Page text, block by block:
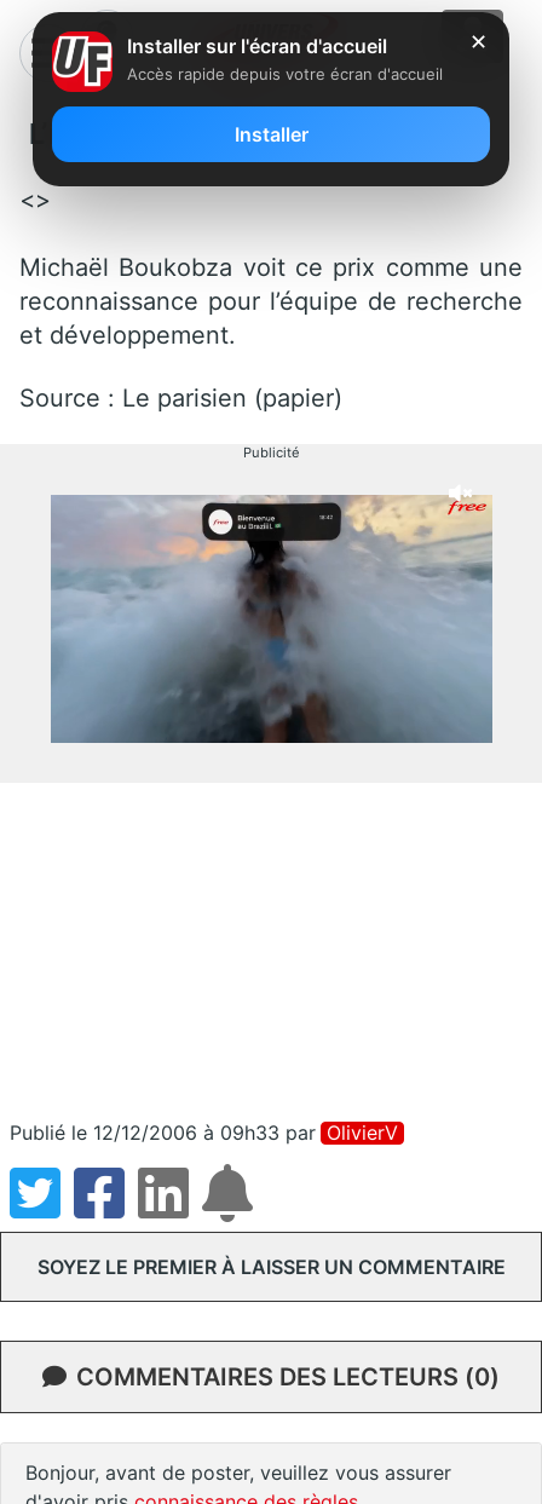
L’innovation de l’année : Free
<>
Michaël Boukobza voit ce prix comme une
reconnaissance pour l’équipe de recherche
et développement.
Source : Le parisien (papier)
Publicité
Publié le 12/12/2006 à 09h33 par OlivierV
SOYEZ LE PREMIER À LAISSER UN COMMENTAIRE
COMMENTAIRES DES LECTEURS (0)
Bonjour, avant de poster, veuillez vous assurer
✕
Installer sur l'écran d'accueil
Accès rapide depuis votre écran d'accueil
Installer